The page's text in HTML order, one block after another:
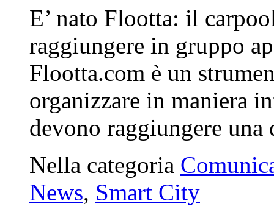
E’ nato Flootta: il
raggiungere in gruppo
Flootta.com è un
organizzare in maniera
devono raggiungere
Nella categoria
News, Smart City